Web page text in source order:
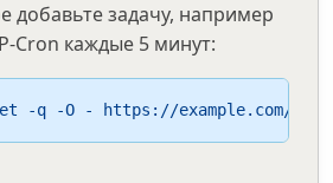
добавьте задачу, например
Cron каждые 5 минут:
q -O - https://example.com/wp-